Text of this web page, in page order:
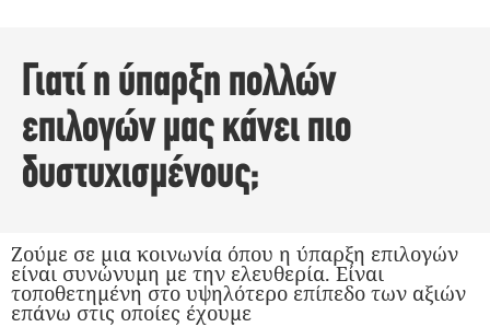
Γιατί η ύπαρξη πολλών
επιλογών μας κάνει πιο
δυστυχισμένους;
Ζούμε σε μια κοινωνία όπου η ύπαρξη επιλογών
είναι συνώνυμη με την ελευθερία. Είναι
τοποθετημένη στο υψηλότερο επίπεδο των αξιών
επάνω στις οποίες έχουμε